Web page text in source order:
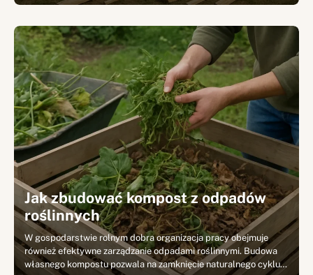
Jak zbudować kompost z odpadów
roślinnych
W gospodarstwie rolnym dobra organizacja pracy obejmuje
również efektywne zarządzanie odpadami roślinnymi. Budowa
własnego kompostu pozwala na zamknięcie naturalnego cyklu…